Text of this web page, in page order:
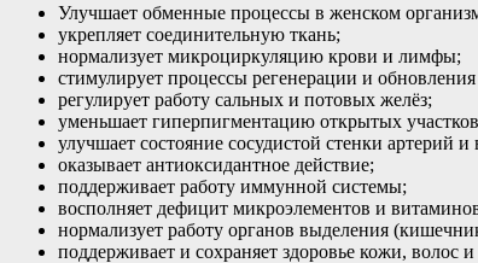
Улучшает обменные процессы в женском
укрепляет соединительную ткань;
нормализует микроциркуляцию крови и лимфы;
стимулирует процессы регенерации и обновления
регулирует работу сальных и потовых желёз;
уменьшает гиперпигментацию открытых
улучшает состояние сосудистой стенки артерий и
оказывает антиоксидантное действие;
поддерживает работу иммунной системы;
восполняет дефицит микроэлементов и
нормализует работу органов выделения
поддерживает и сохраняет здоровье кожи, волос и